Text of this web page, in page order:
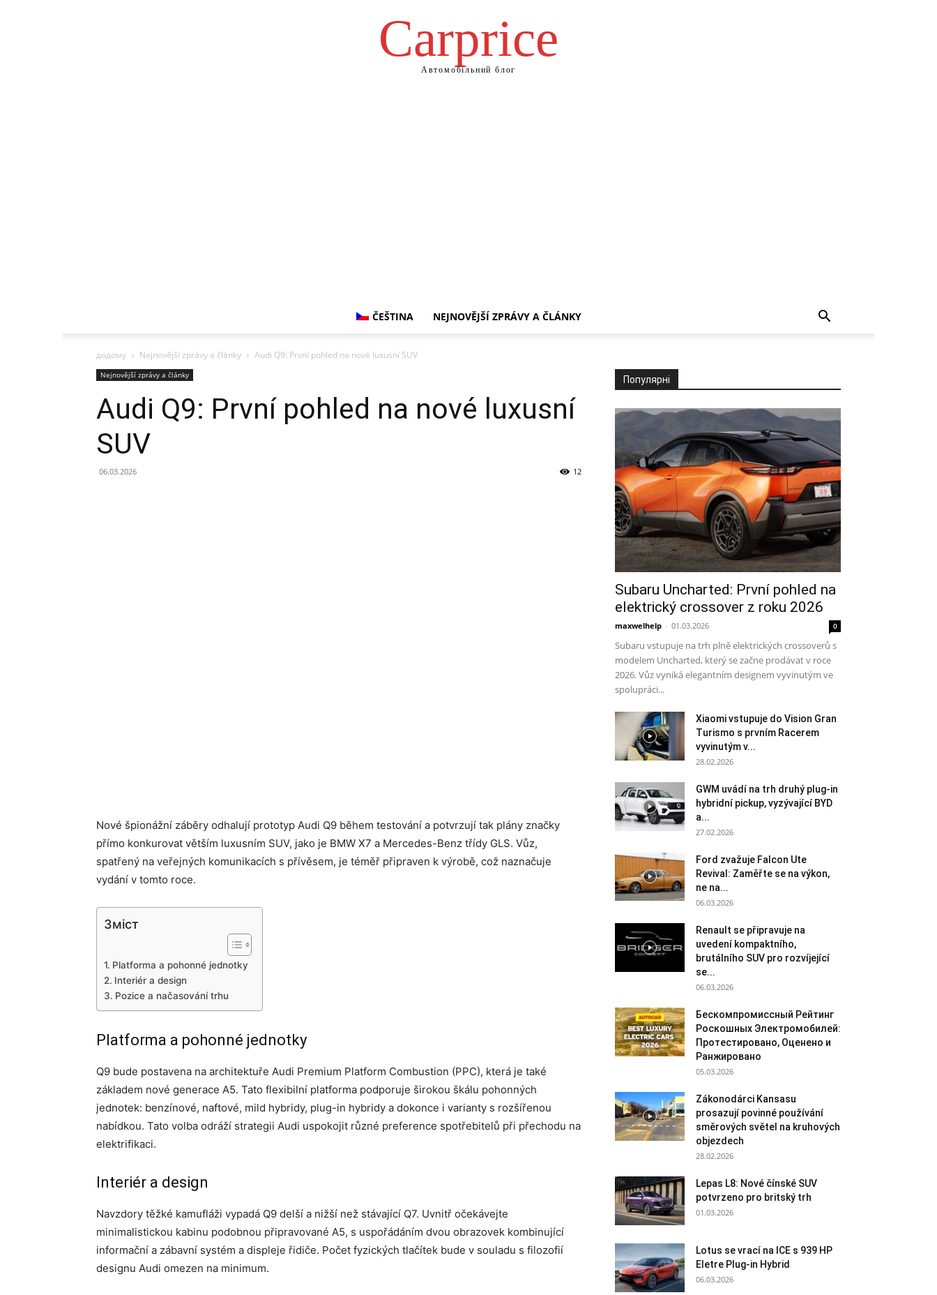
Сarprice
Автомобільний блог
ČEŠTINA NEJNOVĚJŠÍ ZPRÁVY A ČLÁNKY
додому Nejnovější zprávy a články Audi Q9: První pohled na nové luxusní SUV
Nejnovější zprávy a články
Audi Q9: První pohled na nové luxusní
SUV
06.03.2026 12
Nové špionážní záběry odhalují prototyp Audi Q9 během testování a potvrzují tak plány značky
přímo konkurovat větším luxusním SUV, jako je BMW X7 a Mercedes-Benz třídy GLS. Vůz,
spatřený na veřejných komunikacích s přívěsem, je téměř připraven k výrobě, což naznačuje
vydání v tomto roce.
Зміст
Platforma a pohonné jednotky
Interiér a design
Pozice a načasování trhu
Platforma a pohonné jednotky
Q9 bude postavena na architektuře Audi Premium Platform Combustion (PPC), která je také
základem nové generace A5. Tato flexibilní platforma podporuje širokou škálu pohonných
jednotek: benzínové, naftové, mild hybridy, plug-in hybridy a dokonce i varianty s rozšířenou
nabídkou. Tato volba odráží strategii Audi uspokojit různé preference spotřebitelů při přechodu na
elektrifikaci.
Interiér a design
Navzdory těžké kamufláži vypadá Q9 delší a nižší než stávající Q7. Uvnitř očekávejte
minimalistickou kabinu podobnou připravované A5, s uspořádáním dvou obrazovek kombinující
informační a zábavní systém a displeje řidiče. Počet fyzických tlačítek bude v souladu s filozofií
designu Audi omezen na minimum.
Популярні
Subaru Uncharted: První pohled na
elektrický crossover z roku 2026
maxwelhelp - 01.03.2026 0
Subaru vstupuje na trh plně elektrických crossoverů s
modelem Uncharted, který se začne prodávat v roce
2026. Vůz vyniká elegantním designem vyvinutým ve
spolupráci...
Xiaomi vstupuje do Vision Gran
Turismo s prvním Racerem
vyvinutým v...
28.02.2026
GWM uvádí na trh druhý plug-in
hybridní pickup, vyzývající BYD
a...
27.02.2026
Ford zvažuje Falcon Ute
Revival: Zaměřte se na výkon,
ne na...
06.03.2026
Renault se připravuje na
uvedení kompaktního,
brutálního SUV pro rozvíjející
se...
06.03.2026
Бескомпромиссный Рейтинг
Роскошных Электромобилей:
Протестировано, Оценено и
Ранжировано
05.03.2026
Zákonodárci Kansasu
prosazují povinné používání
směrových světel na kruhových
objezdech
28.02.2026
Lepas L8: Nové čínské SUV
potvrzeno pro britský trh
01.03.2026
Lotus se vrací na ICE s 939 HP
Eletre Plug-in Hybrid
06.03.2026